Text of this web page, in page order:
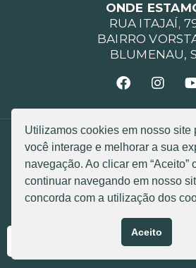
ONDE
RUA ITAJAÍ,
BAIRRO
BLUMENAU,
POLÍTICA DE
POLÍTICA DE COOKIES
Razão Social: LGL ASSESSORIA
CNPJ: 05.346.894/
© 2025 Todos os direitos
Responsável Técnica: Dra. Luzete Cristina
RQE 2974
Utilizamos cookies em nosso site
você interage e melhorar a sua
navegação. Ao clicar em “Aceito”
continuar navegando em nosso
concorda com a utilização dos
Aceito